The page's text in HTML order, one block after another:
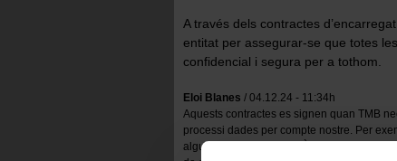
A través dels contractes
entitat per assegurar-se que totes
confidencial i segura per a tothom.
Eloi Blanes / 04.12.24 - 11:34h
Aquests contractes es signen quan TMB
processi dades per compte nostre. Per
alguns dels serveis de l’Àrea